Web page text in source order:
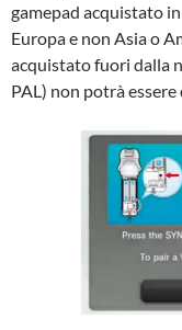
gamepad acquistato
Europa e non Asia o
acquistato fuori dalla
PAL) non potrà